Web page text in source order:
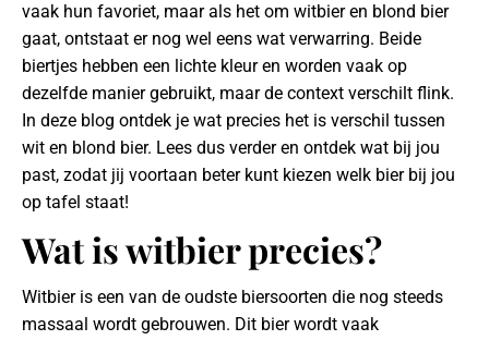
vaak hun favoriet, maar als het om witbier en blond bier
gaat, ontstaat er nog wel eens wat verwarring. Beide
biertjes hebben een lichte kleur en worden vaak op
dezelfde manier gebruikt, maar de context verschilt flink.
In deze blog ontdek je wat precies het is verschil tussen
wit en blond bier. Lees dus verder en ontdek wat bij jou
past, zodat jij voortaan beter kunt kiezen welk bier bij jou
op tafel staat!
Wat is witbier precies?
Witbier is een van de oudste biersoorten die nog steeds
massaal wordt gebrouwen. Dit bier wordt vaak